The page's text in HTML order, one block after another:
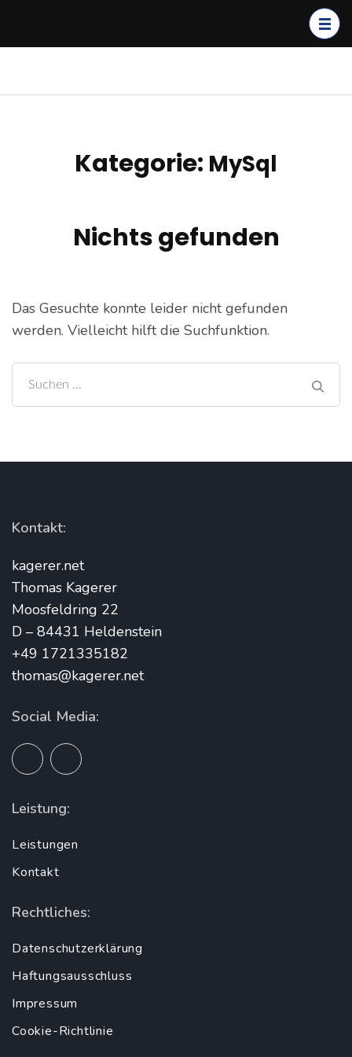
drücken)
IT-Dienstleistungen &
Kategorie: MySql
Nichts gefunden
Das Gesuchte konnte leider nicht gefunden
werden. Vielleicht hilft die Suchfunktion.
Suchen
nach:
Kontakt:
kagerer.net
Thomas Kagerer
Moosfeldring 22
D – 84431 Heldenstein
+49 1721335182
thomas@kagerer.net
Social Media:
Leistung:
Leistungen
Kontakt
Rechtliches:
Datenschutzerklärung
Haftungsausschluss
Impressum
Cookie-Richtlinie